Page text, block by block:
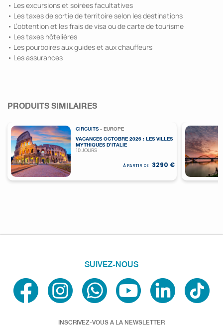
• Les excursions et soirées facultatives
• Les taxes de sortie de territoire selon les destinations
• L’obtention et les frais de visa ou de carte de tourisme
• Les taxes hôtelières
• Les pourboires aux guides et aux chauffeurs
• Les assurances
PRODUITS SIMILAIRES
CIRCUITS - EUROPE
VACANCES OCTOBRE 2026 : LES VILLES
MYTHIQUES D’ITALIE
10 JOURS
À PARTIR DE 3290 €
SUIVEZ-NOUS
INSCRIVEZ-VOUS A LA NEWSLETTER